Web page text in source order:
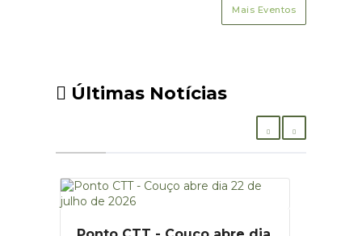
Mais Eventos
Últimas Notícias